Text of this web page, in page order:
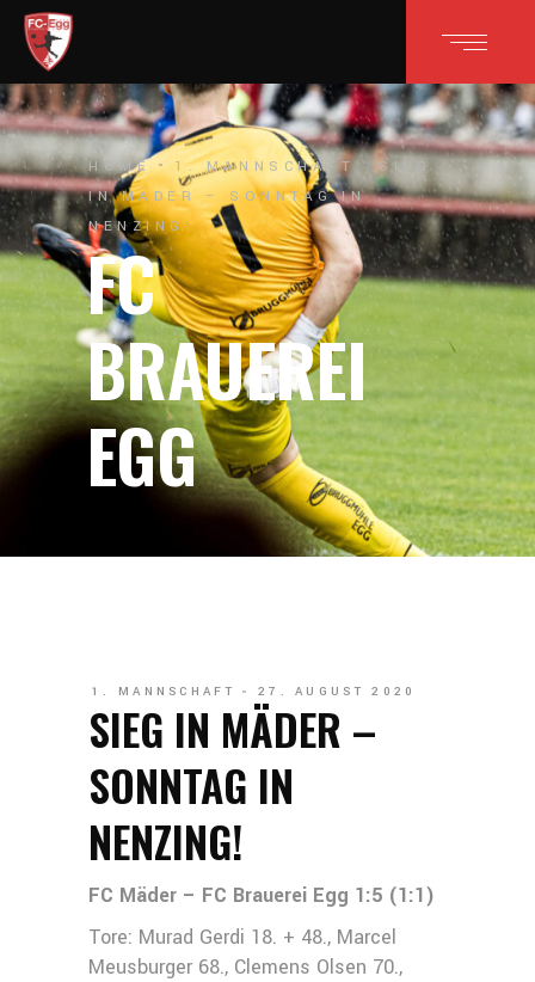
HOME 1. MANNSCHAFT
SIEG
IN MÄDER – SONNTAG IN
NENZING!
FC
BRAUEREI
EGG
1. MANNSCHAFT 27. AUGUST 2020
SIEG IN MÄDER –
SONNTAG IN
NENZING!
FC Mäder – FC Brauerei Egg 1:5 (1:1)
Tore: Murad Gerdi 18. + 48., Marcel
Meusburger 68., Clemens Olsen 70.,